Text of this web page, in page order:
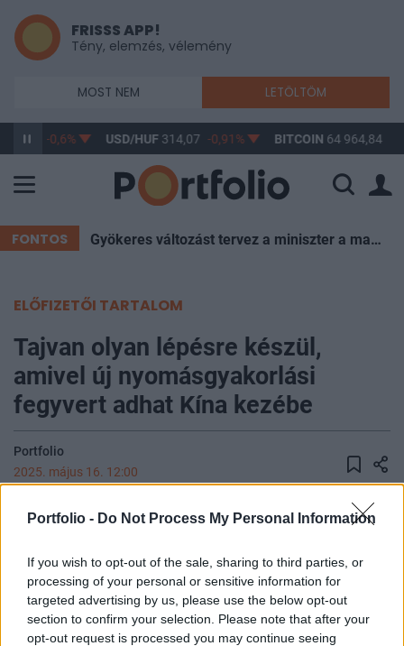
Portfolio - Do Not Process My Personal Information
If you wish to opt-out of the sale, sharing to third parties, or
processing of your personal or sensitive information for
targeted advertising by us, please use the below opt-out
section to confirm your selection. Please note that after your
opt-out request is processed you may continue seeing
FRISSS APP!
Tény, elemzés, vélemény
MOST NEM LETÖLTÖM
-0,6% USD/HUF314,07 -0,91% BITCOIN 64 964,84
FONTOS Gyökeres változást tervez a miniszter a magyar iskolákban – itt a bejelentés
ELŐFIZETŐI TARTALOM
Tajvan olyan lépésre készül,
amivel új nyomásgyakorlási
fegyvert adhat Kína kezébe
Portfolio
2025. május 16. 12:00
Tajvan arra készül, hogy szombaton leállítja az
Bloomberg. Bár a lépés része annak a hosszú távú
törekvésnek, hogy a Kínával szomszédos
szigetország megszabaduljon a nukleáris
technológiától, az atomenergia helyébe lépő LNG-